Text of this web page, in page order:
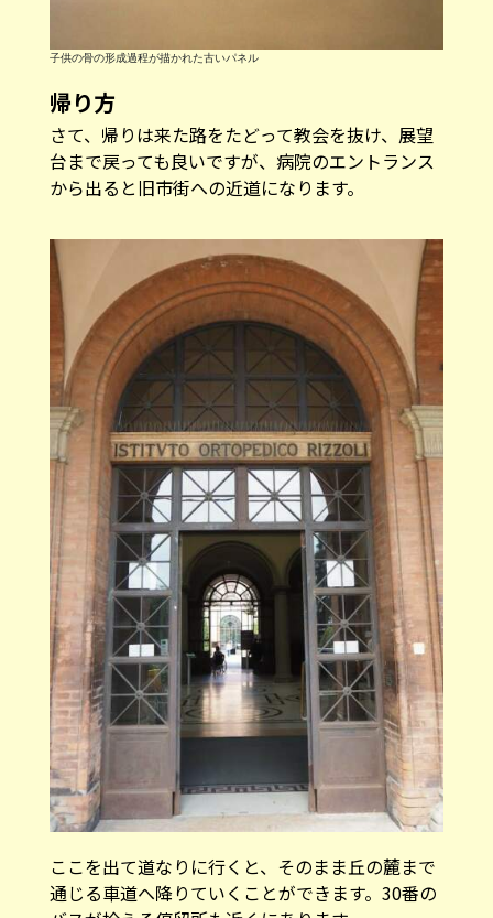
から出ると旧市街への近道になります。
ここを出て道なりに行くと、そのまま丘の麓まで
通じる車道へ降りていくことができます。30番の
バスが拾える停留所も近くにあります。